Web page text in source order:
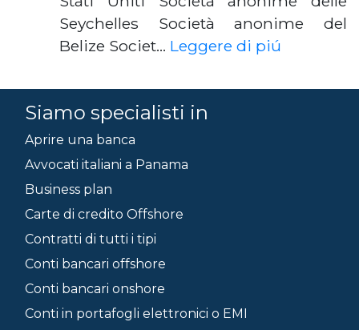
Seychelles Società anonime del
Belize Societ… Leggere di piú
Siamo specialisti in
Aprire una banca
Avvocati italiani a Panama
Business plan
Carte di credito Offshore
Contratti di tutti i tipi
Conti bancari offshore
Conti bancari onshore
Conti in portafogli elettronici o EMI